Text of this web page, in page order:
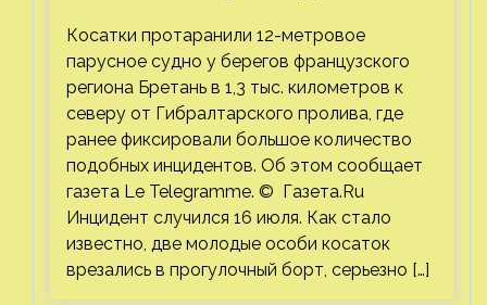
Косатки протаранили 12-метровое
парусное судно у берегов французского
региона Бретань в 1,3 тыс. километров к
северу от Гибралтарского пролива, где
ранее фиксировали большое количество
подобных инцидентов. Об этом сообщает
газета Le Telegramme. © Газета.Ru
Инцидент случился 16 июля. Как стало
известно, две молодые особи косаток
врезались в прогулочный борт, серьезно […]